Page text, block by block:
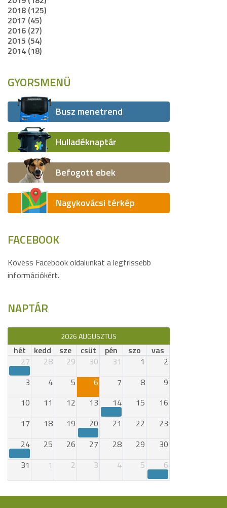
2018 (125)
2017 (45)
2016 (27)
2015 (54)
2014 (18)
GYORSMENÜ
Busz menetrend
Hulladéknaptár
Befogott ebek
Nagykovácsi térkép
FACEBOOK
Kövess Facebook oldalunkat a legfrissebb
információkért.
NAPTÁR
2026 AUGUSZTUS
hét kedd sze csüt pén szo
vas
27
28 29 30 31 1
2
3
4 5 6 7 8
9
10
11 12 13 14 15
16
17
18 19 20 21 22
23
24
25 26 27 28 29
30
31
1 2 3 4 5 6